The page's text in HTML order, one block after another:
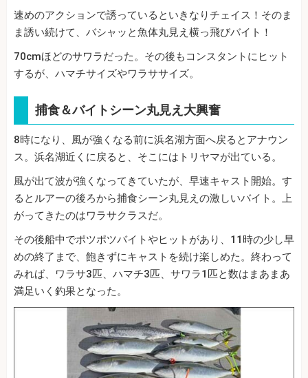
速めのアクションで誘っているといきなりチェイス！そのま
ま誘い続けて、バシャッと魚体丸見え横っ飛びバイト！
70cmほどのサワラだった。その後もコンスタントにヒット
するが、ハマチサイズやワラササイズ。
捕食＆バイトシーン丸見え大興奮
8時になり、風が強くなる前に浜名湖方面へ戻るとアナウン
ス。浜名湖近くに戻ると、そこにはトリヤマが出ている。
風が出て波が強くなってきていたが、早速キャスト開始。す
るとルアーの後ろから捕食シーン丸見えの激しいバイト。上
がってきたのはワラサクラスだ。
その後船中でポツポツバイトやヒットがあり、11時の少し早
めの終了まで、飽きずにキャストを続け楽しめた。終わって
みれば、ワラサ3匹、ハマチ3匹、サワラ1匹と数はまあまあ
満足いく釣果となった。